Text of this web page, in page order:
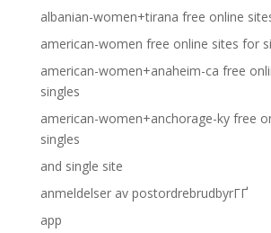
albanian-women+tirana free online
american-women free online sites for
american-women+anaheim-ca free
singles
american-women+anchorage-ky free
singles
and single site
anmeldelser av postordrebrudbyrГҐ
app